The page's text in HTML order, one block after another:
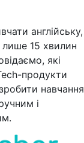
англійську,
лише 15 хвилин
які
продукти
навчання
і